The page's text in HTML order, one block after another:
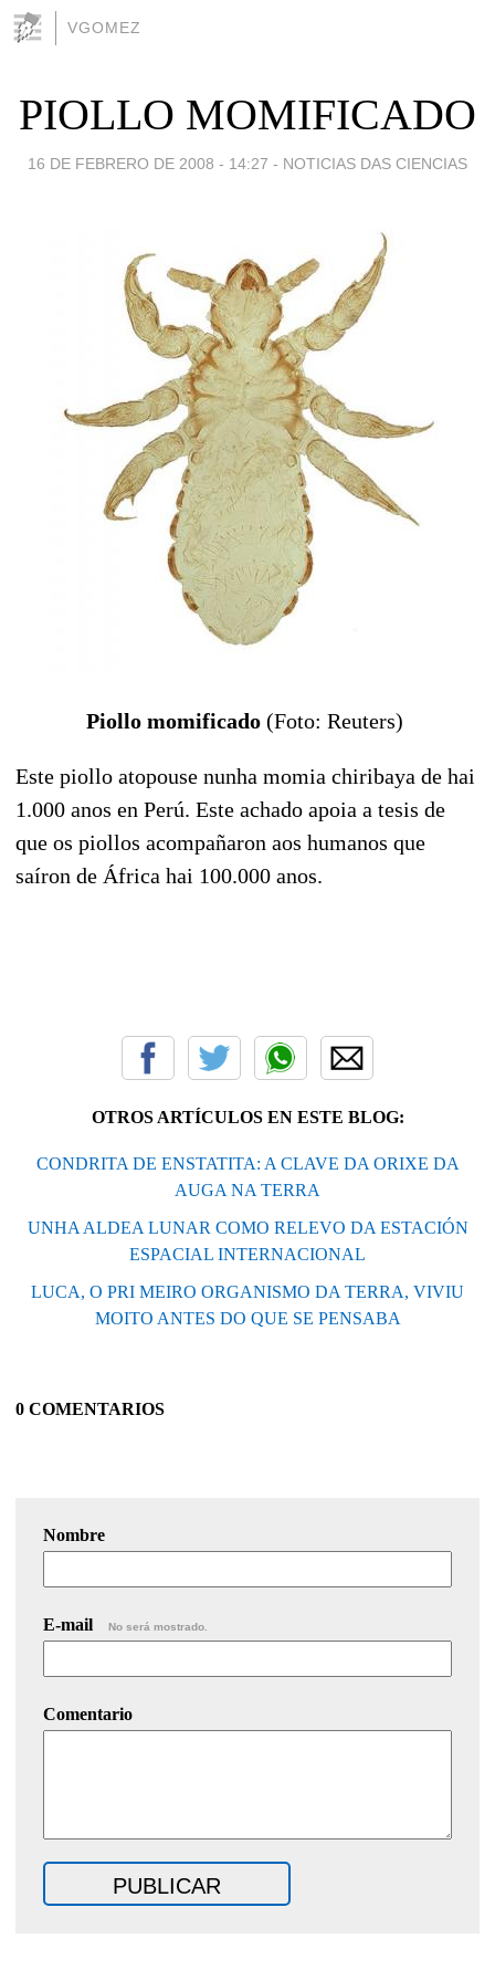
VGOMEZ
PIOLLO MOMIFICADO
16 DE FEBRERO DE 2008 - 14:27 - NOTICIAS DAS CIENCIAS
Piollo momificado (Foto: Reuters)
Este piollo atopouse nunha momia chiribaya de hai
1.000 anos en Perú. Este achado apoia a tesis de
que os piollos acompañaron aos humanos que
saíron de África hai 100.000 anos.
OTROS ARTÍCULOS EN ESTE BLOG:
CONDRITA DE ENSTATITA: A CLAVE DA ORIXE DA
AUGA NA TERRA
UNHA ALDEA LUNAR COMO RELEVO DA ESTACIÓN
ESPACIAL INTERNACIONAL
LUCA, O PRI MEIRO ORGANISMO DA TERRA, VIVIU
MOITO ANTES DO QUE SE PENSABA
0 COMENTARIOS
Nombre
E-mail No será mostrado.
Comentario